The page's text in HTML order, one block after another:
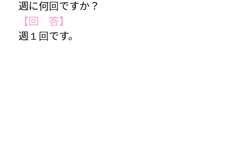
週に何回ですか？
【回 答】
週１回です。